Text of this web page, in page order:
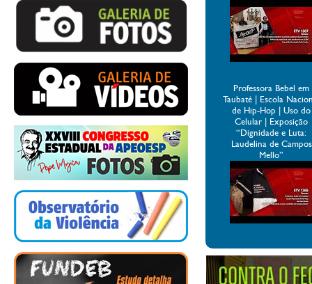
Professora Bebel em
Taubaté | Escola
de Hip-Hop | Uso do
Celular | Exposição
“Dignidade e Luta:
Laudelina de Campos
Mello”